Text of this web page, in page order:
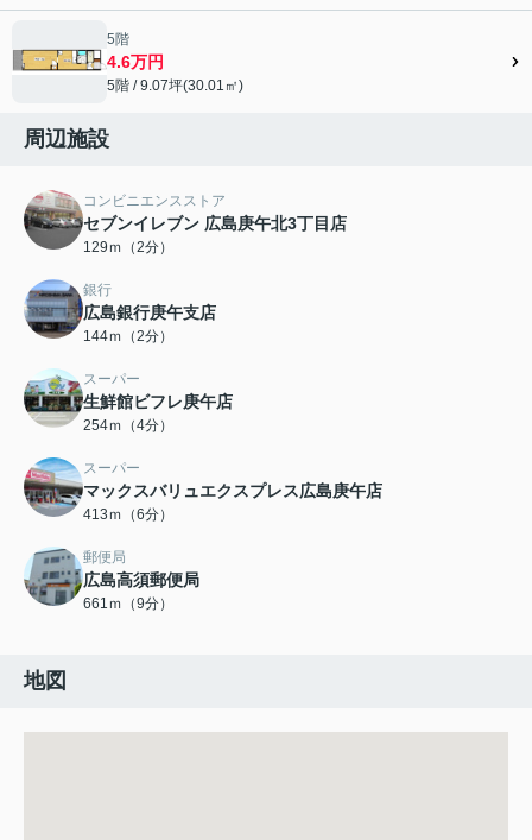
5階
4.6万円
5階 / 9.07坪(30.01㎡)
周辺施設
コンビニエンスストア
セブンイレブン 広島庚午北3丁目店
129ｍ（2分）
銀行
広島銀行庚午支店
144ｍ（2分）
スーパー
生鮮館ビフレ庚午店
254ｍ（4分）
スーパー
マックスバリュエクスプレス広島庚午店
413ｍ（6分）
郵便局
広島高須郵便局
661ｍ（9分）
地図